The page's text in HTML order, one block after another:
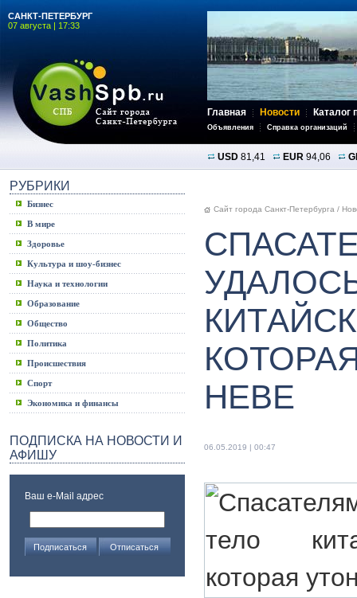
САНКТ-ПЕТЕРБУРГ
07 августа | 17:33
Главная Новости Каталог
Объявления Справка организаций
USD 81,41 EUR 94,06
РУБРИКИ
Бизнес
В мире
Здоровье
Культура и шоу-бизнес
Наука и технологии
Образование
Общество
Политика
Происшествия
Спорт
Экономика и финансы
ПОДПИСКА НА НОВОСТИ И
АФИШУ
Ваш e-Mail адрес
Сайт города Санкт-Петербурга /
НЕВЕ
06.05.2019 | 00:47